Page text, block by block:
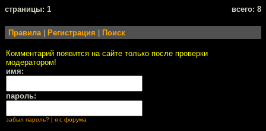
cтраницы: 1 всего: 8
Правила| Регистрация Поиск
Комментарий появится на сайте только после проверки
модератором!
имя:
пароль:
забыл пароль? | я с форума